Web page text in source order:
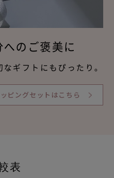
のご褒美に
ギフトにもぴったり。
ピングセットはこちら
表